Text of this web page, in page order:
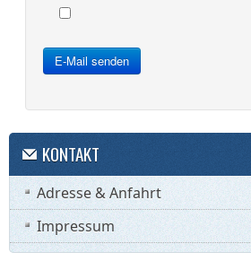
E-Mail senden
KONTAKT
Adresse & Anfahrt
Impressum